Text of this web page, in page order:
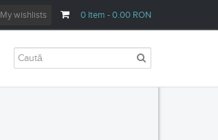
0 Item - 0.00 RON
My wishlists